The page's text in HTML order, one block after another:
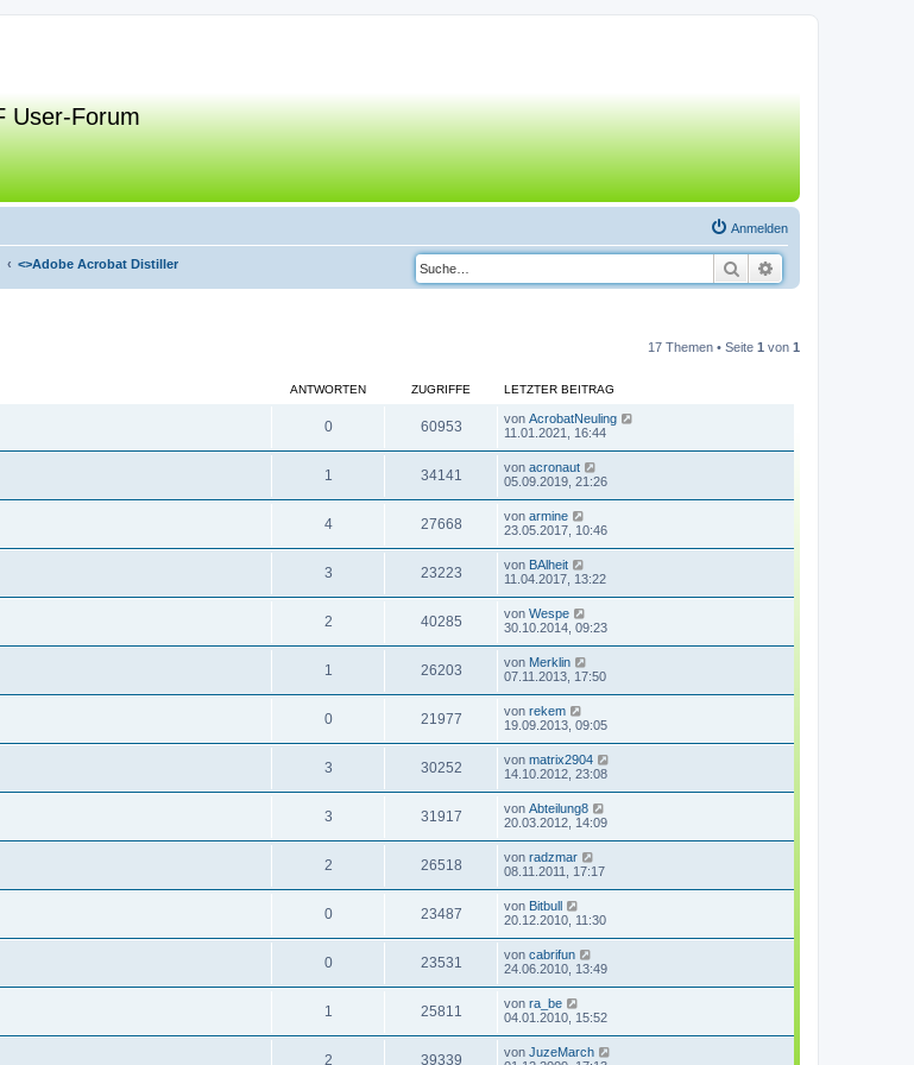
User-Forum
Anmelden
<>Adobe Acrobat Distiller Suche
17 Themen • Seite 1 von 1
ANTWORTEN ZUGRIFFE LETZTER BEITRAG
0 60953 von AcrobatNeuling
11.01.2021, 16:44
1 34141 von acronaut
05.09.2019, 21:26
4 27668 von armine
23.05.2017, 10:46
3 23223 von BAlheit
11.04.2017, 13:22
2 40285 von Wespe
30.10.2014, 09:23
1 26203 von Merklin
07.11.2013, 17:50
0 21977 von rekem
19.09.2013, 09:05
3 30252 von matrix2904
14.10.2012, 23:08
3 31917 von Abteilung8
20.03.2012, 14:09
2 26518 von radzmar
08.11.2011, 17:17
0 23487 von Bitbull
20.12.2010, 11:30
0 23531 von cabrifun
24.06.2010, 13:49
1 25811 von ra_be
04.01.2010, 15:52
2 39339 von JuzeMarch